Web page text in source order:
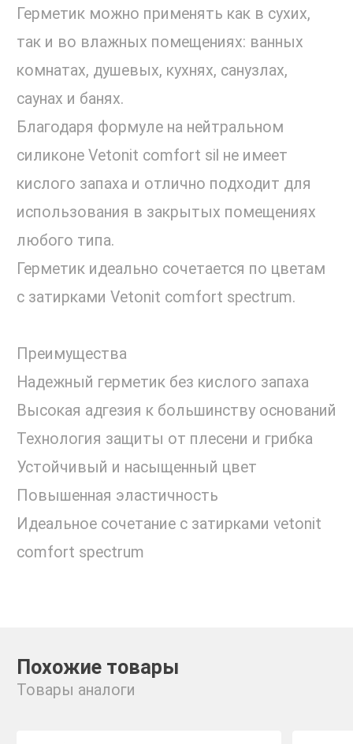
Герметик можно применять как в сухих,
так и во влажных помещениях: ванных
комнатах, душевых, кухнях, санузлах,
саунах и банях.
Благодаря формуле на нейтральном
силиконе Vetonit comfort sil не имеет
кислого запаха и отлично подходит для
использования в закрытых помещениях
любого типа.
Герметик идеально сочетается по цветам
с затирками Vetonit comfort spectrum.
Преимущества
Надежный герметик без кислого запаха
Высокая адгезия к большинству оснований
Технология защиты от плесени и грибка
Устойчивый и насыщенный цвет
Повышенная эластичность
Идеальное сочетание с затирками vetonit
comfort spectrum
Похожие товары
Товары аналоги